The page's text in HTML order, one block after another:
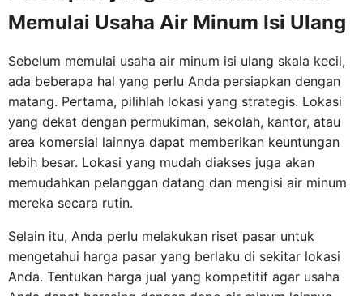
Memulai Usaha Air Minum Isi Ulang
Sebelum memulai usaha air minum isi ulang skala kecil,
ada beberapa hal yang perlu Anda persiapkan dengan
matang. Pertama, pilihlah lokasi yang strategis. Lokasi
yang dekat dengan permukiman, sekolah, kantor, atau
area komersial lainnya dapat memberikan keuntungan
lebih besar. Lokasi yang mudah diakses juga akan
memudahkan pelanggan datang dan mengisi air minum
mereka secara rutin.
Selain itu, Anda perlu melakukan riset pasar untuk
mengetahui harga pasar yang berlaku di sekitar lokasi
Anda. Tentukan harga jual yang kompetitif agar usaha